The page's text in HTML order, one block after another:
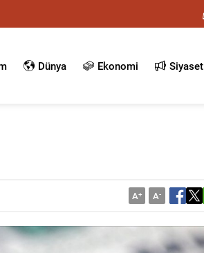
Dünya Ekonomi Siyaset
A+ A-